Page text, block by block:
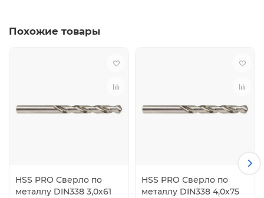
Похожие товары
HSS PRO Сверло по
металлу DIN338 3,0х61
HSS PRO Сверло по
металлу DIN338 4,0х75